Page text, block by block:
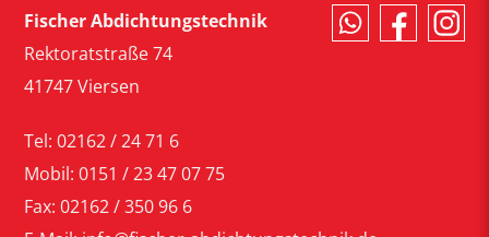
Fischer Abdichtungstechnik
Rektoratstraße 74
41747 Viersen
Tel: 02162 / 24 71 6
Mobil: 0151 / 23 47 07 75
Fax: 02162 / 350 96 6